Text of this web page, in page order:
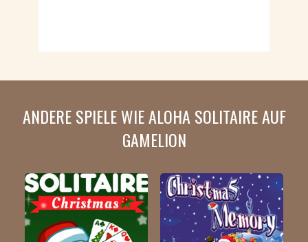
ANDERE SPIELE WIE ALOHA SOLITAIRE AUF
GAMELION